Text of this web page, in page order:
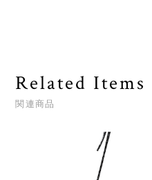
Related Items
関連商品